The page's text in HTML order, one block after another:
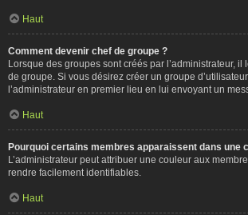
Haut
Comment devenir chef de groupe ?
Lorsque des groupes sont créés par l’administrateur, il
de groupe. Si vous désirez créer un groupe
l’administrateur en premier lieu en lui envoyant un
Haut
Pourquoi certains membres apparaissent dans une
L’administrateur peut attribuer une couleur aux
rendre facilement identifiables.
Haut